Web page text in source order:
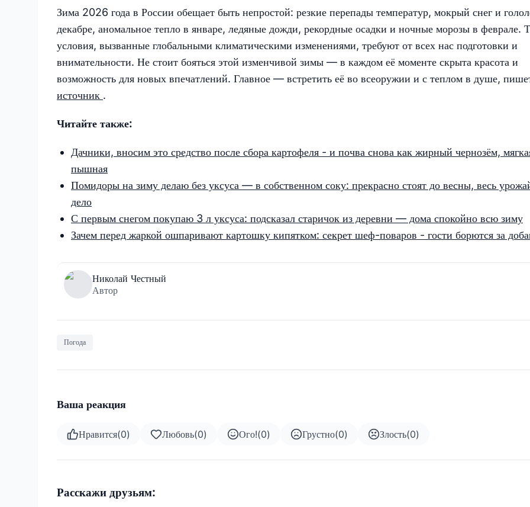
Зима 2026 года в России обещает быть непростой: резкие перепады температур, мокрый снег и
декабре, аномальное тепло в январе, ледяные дожди, рекордные осадки и ночные морозы в феврале.
условия, вызванные глобальными климатическими изменениями, требуют от всех нас подготовки и
внимательности. Не стоит бояться этой изменчивой зимы — в каждом её моменте скрыта красота и
возможность для новых впечатлений. Главное — встретить её во всеоружии и с теплом в душе,
источник .
Читайте также:
Дачники, вносим это средство после сбора картофеля - и почва снова как жирный чернозём,
пышная
Помидоры на зиму делаю без уксуса — в собственном соку: прекрасно стоят до весны, весь
дело
С первым снегом покупаю 3 л уксуса: подсказал старичок из деревни — дома спокойно всю зиму
Зачем перед жаркой ошпаривают картошку кипятком: секрет шеф-поваров - гости борются за
Николай Честный
Автор
Погода
Ваша реакция
Нравится(0) Любовь(0) Ого!(0) Грустно(0) Злость(0)
Расскажи друзьям: